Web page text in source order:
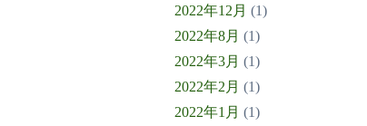
2022年12月 (1)
2022年8月 (1)
2022年3月 (1)
2022年2月 (1)
2022年1月 (1)